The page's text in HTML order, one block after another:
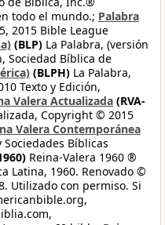
todo el mundo.; Palabra
2015 Bible League
(BLP) La Palabra, (versión
Sociedad Bíblica de
(BLPH) La Palabra,
Texto y Edición,
Valera Actualizada (RVA-
Copyright © 2015
Valera Contemporánea
Bíblicas
Reina-Valera 1960 ®
Latina, 1960. Renovado ©
Utilizado con permiso. Si